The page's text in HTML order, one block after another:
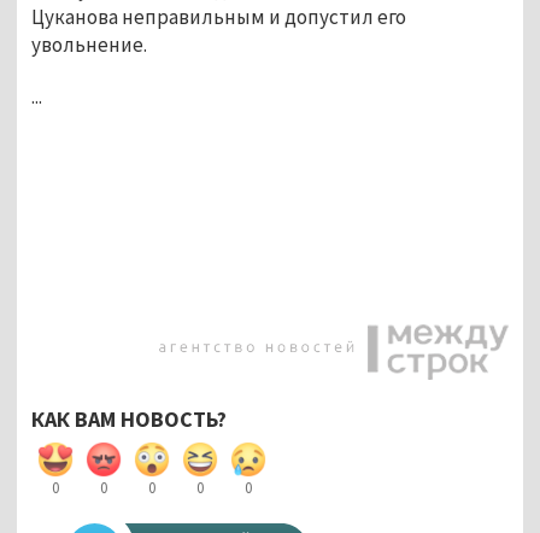
Цуканова неправильным и допустил его
увольнение.
...
КАК ВАМ НОВОСТЬ?
0 0 0 0 0